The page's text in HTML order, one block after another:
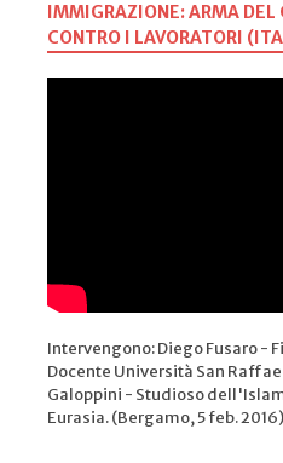
IMMIGRAZIONE: ARMA DEL
CONTRO I LAVORATORI
Intervengono: Diego Fusaro -
Docente Università San
Galoppini - Studioso
Eurasia. (Bergamo, 5 feb. 2016)